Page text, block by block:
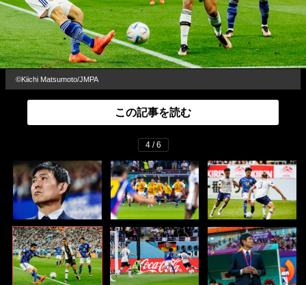
©Kiichi Matsumoto/JMPA
この記事を読む
4 / 6